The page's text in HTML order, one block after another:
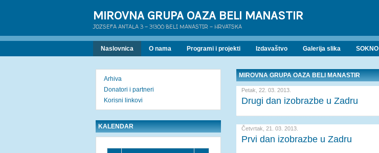
MIROVNA GRUPA OAZA BELI MANASTIR
JOZSEFA ANTALA 3 - 31300 BELI MANASTIR - HRVATSKA
Naslovnica O nama Programi i projekti Izdavaštvo Galerija slika SOKNO
MIROVNA GRUPA OAZA BELI MANASTIR
Petak, 22. 03. 2013.
Drugi dan izobrazbe u Zadru
Četvrtak, 21. 03. 2013.
Prvi dan izobrazbe u Zadru
Arhiva
Donatori i partneri
Korisni linkovi
KALENDAR